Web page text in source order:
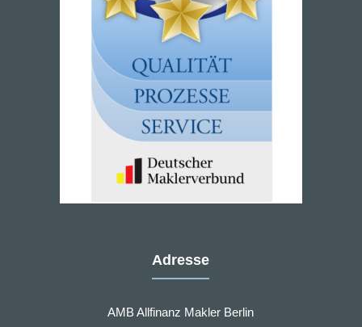
Adresse
AMB Allfinanz Makler Berlin